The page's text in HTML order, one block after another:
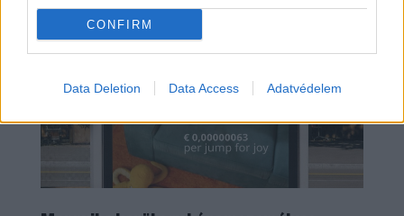
CONFIRM
Data Deletion Data Access Adatvédelem